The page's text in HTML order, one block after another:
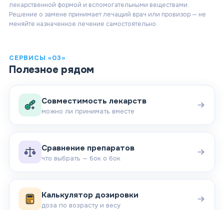
лекарственной формой и вспомогательными веществами.
Решение о замене принимает лечащий врач или провизор — не
меняйте назначенное лечение самостоятельно.
СЕРВИСЫ «03»
Полезное рядом
Совместимость лекарств
можно ли принимать вместе
Сравнение препаратов
что выбрать — бок о бок
Калькулятор дозировки
доза по возрасту и весу